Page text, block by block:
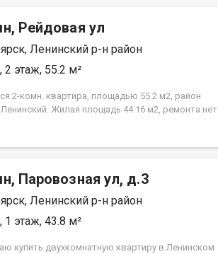
Рейдовая ул
Ленинский р-н район
2 этаж, 55.2 м²
2-комн. квартира, площадью 55.2 м2, район
Жилая площадь 44.16 м2, ремонта нет.
Паровозная ул, д.3
Ленинский р-н район
1 этаж, 43.8 м²
купить двухкомнатную квартиру в Ленинском